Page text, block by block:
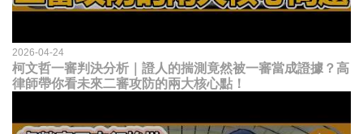
2026-04-24
柯文哲一審判決分析｜證人的揣測竟然被一審當成證據？高
律師帶你看未來二審攻防的兩大核心點！